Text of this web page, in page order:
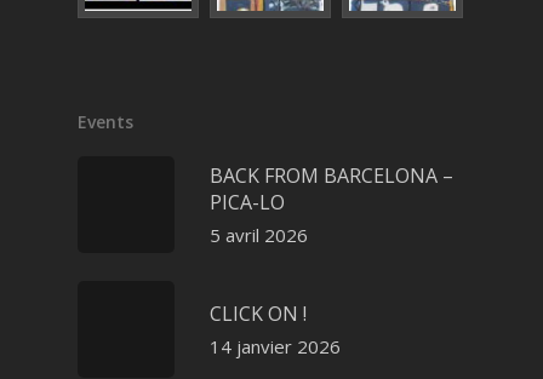
Events
BACK FROM BARCELONA –
PICA-LO
5 avril 2026
CLICK ON !
14 janvier 2026